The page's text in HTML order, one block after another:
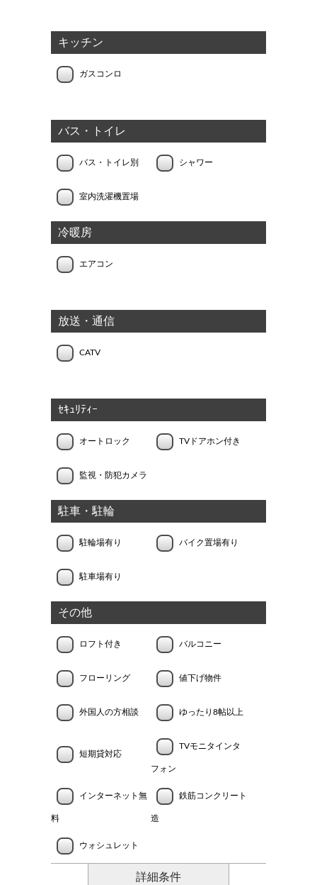
キッチン
ガスコンロ
バス・トイレ
バス・トイレ別 シャワー
室内洗濯機置場
冷暖房
エアコン
放送・通信
CATV
ｾｷｭﾘﾃｨｰ
オートロック TVドアホン付き
監視・防犯カメラ
駐車・駐輪
駐輪場有り バイク置場有り
駐車場有り
その他
ロフト付き バルコニー
フローリング 値下げ物件
外国人の方相談 ゆったり8帖以上
短期貸対応
TVモニタインタ
フォン
インターネット無
料
鉄筋コンクリート
造
ウォシュレット